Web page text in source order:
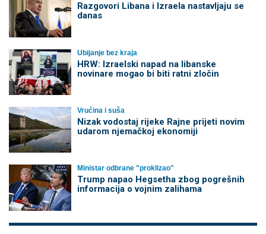
Razgovori Libana i Izraela nastavljaju se
danas
Ubijanje bez kraja
HRW: Izraelski napad na libanske
novinare mogao bi biti ratni zločin
Vrućina i suša
Nizak vodostaj rijeke Rajne prijeti novim
udarom njemačkoj ekonomiji
Ministar odbrane "proklizao"
Trump napao Hegsetha zbog pogrešnih
informacija o vojnim zalihama